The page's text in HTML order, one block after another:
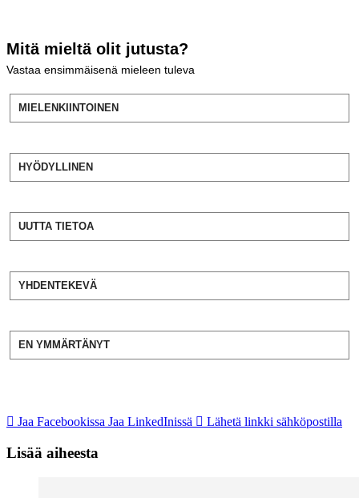
Mitä mieltä olit jutusta?
Vastaa ensimmäisenä mieleen tuleva
MIELENKIINTOINEN
HYÖDYLLINEN
UUTTA TIETOA
YHDENTEKEVÄ
EN YMMÄRTÄNYT
Jaa Facebookissa Jaa LinkedInissä Lähetä linkki sähköpostilla
Lisää aiheesta